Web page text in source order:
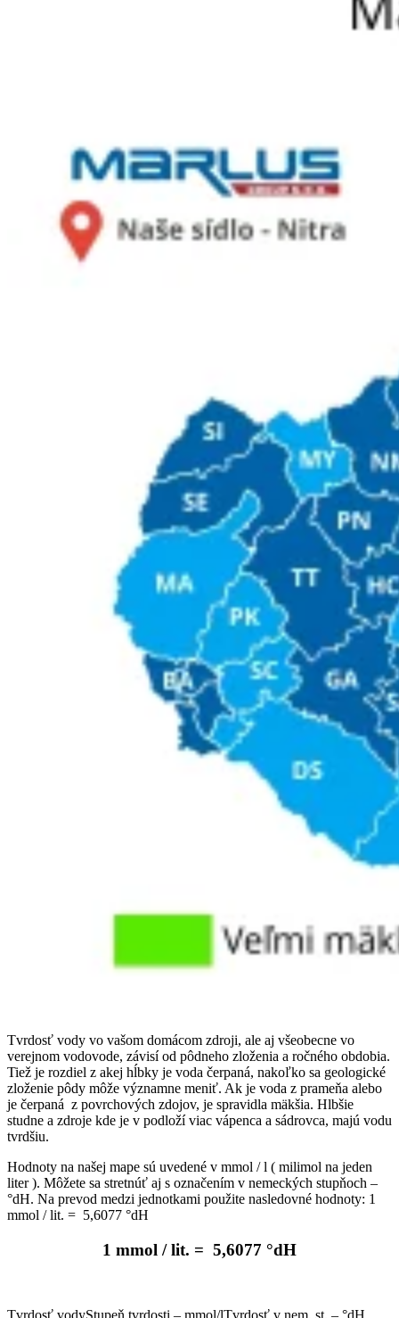
Tvrdosť vody vo vašom domácom zdroji, ale aj všeobecne vo
verejnom vodovode, závisí od pôdneho zloženia a ročného obdobia.
Tiež je rozdiel z akej hĺbky je voda čerpaná, nakoľko sa geologické
zloženie pôdy môže významne meniť. Ak je voda z prameňa alebo
je čerpaná z povrchových zdojov, je spravidla mäkšia. Hlbšie
studne a zdroje kde je v podloží viac vápenca a sádrovca, majú vodu
tvrdšiu.
Hodnoty na našej mape sú uvedené v mmol / l ( milimol na jeden
liter ). Môžete sa stretnúť aj s označením v nemeckých stupňoch –
°dH. Na prevod medzi jednotkami použite nasledovné hodnoty: 1
mmol / lit. = 5,6077 °dH
1 mmol / lit. = 5,6077 °dH
Tvrdosť vodyStupeň tvrdosti – mmol/lTvrdosť v nem. st. – °dH